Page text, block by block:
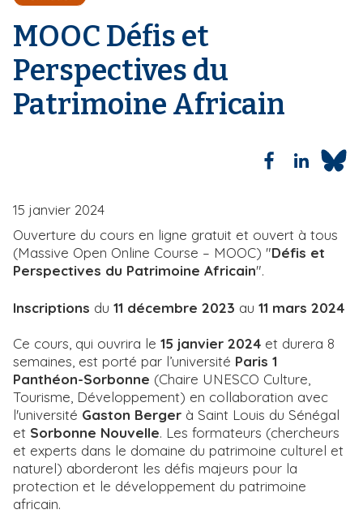
'
i
a
n
e
MOOC Défis et
Perspectives du
Patrimoine Africain
15 janvier 2024
Ouverture du cours en ligne gratuit et ouvert à tous
(Massive Open Online Course – MOOC) "Défis et
Perspectives du Patrimoine Africain".
Inscriptions du 11 décembre 2023 au 11 mars 2024
Ce cours, qui ouvrira le 15 janvier 2024 et durera 8
semaines, est porté par l’université Paris 1
Panthéon-Sorbonne (Chaire UNESCO Culture,
Tourisme, Développement) en collaboration avec
l'université Gaston Berger à Saint Louis du Sénégal
et Sorbonne Nouvelle. Les formateurs (chercheurs
et experts dans le domaine du patrimoine culturel et
naturel) aborderont les défis majeurs pour la
protection et le développement du patrimoine
africain.